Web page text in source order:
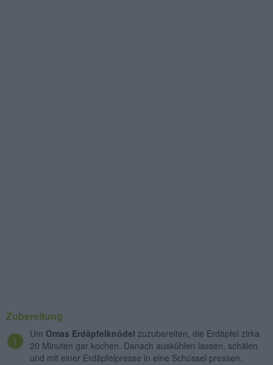
Zubereitung
Um Omas Erdäpfelknödel zuzubereiten, die Erdäpfel zirka
20 Minuten gar kochen. Danach auskühlen lassen, schälen
und mit einer Erdäpfelpresse in eine Schüssel pressen.